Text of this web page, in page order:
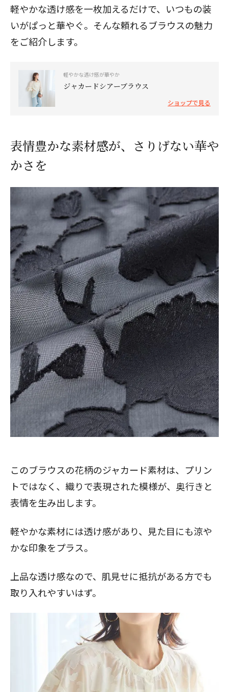
軽やかな透け感を一枚加えるだけで、いつもの装
いがぱっと華やぐ。そんな頼れるブラウスの魅力
をご紹介します。
軽やかな透け感が華やか
ジャカードシアーブラウス
ショップで見る
表情豊かな素材感が、さりげない華や
かさを
このブラウスの花柄のジャカード素材は、プリン
トではなく、織りで表現された模様が、奥行きと
表情を生み出します。
軽やかな素材には透け感があり、見た目にも涼や
かな印象をプラス。
上品な透け感なので、肌見せに抵抗がある方でも
取り入れやすいはず。